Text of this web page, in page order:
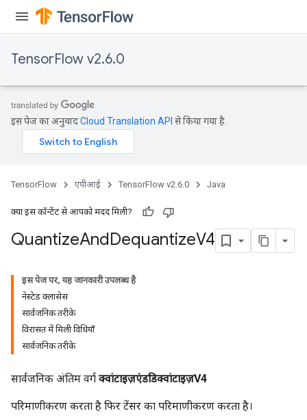
TensorFlow v2.6.0
इस पेज का अनुवादCloud Translation API से किया गया है.
TensorFlow एपीआई TensorFlow v2.6.0 Java
क्या इस कॉन्टेंट से आपको मदद मिली?
QuantizeAndDequantizeV4
इस पेज पर, यह जानकारी उपलब्ध है
नेस्टेड क्लासेस
सार्वजनिक तरीके
विरासत में मिली विधियाँ
सार्वजनिक तरीके
सार्वजनिक अंतिम वर्ग क्वांटाइज़एंडडिक्वांटाइज़V4
परिमाणीकरण करता है फिर टेंसर का परिमाणीकरण करता है।